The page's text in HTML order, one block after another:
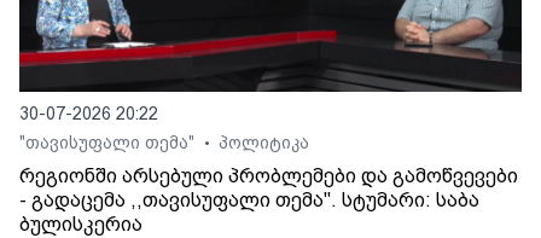
30-07-2026 20:22
"თავისუფალი თემა"
• პოლიტიკა
რეგიონში არსებული პრობლემები და გამოწვევები
- გადაცემა ,,თავისუფალი თემა". სტუმარი: საბა
ბულისკერია